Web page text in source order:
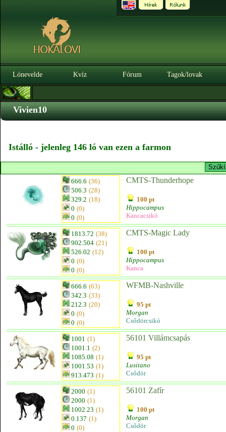
Lónevelde Kvíz Fórum Tagok/lovak
Vivien10
Istálló - jelenleg 146 ló van ezen a farmon
666.6 (36)
506.3 (28)
329.2 (18)
0 (0)
0 (0)
CMTS-Thunderhope
100 pt
Hippocampus
Kancacsikó
1813.72 (38)
902.504 (21)
526.02 (12)
0 (0)
0 (0)
CMTS-Magic Lady
100 pt
Hippocampus
Kanca
666.6 (63)
342.3 (33)
212.3 (20)
0 (0)
0 (0)
WFMB-Nashville
95 pt
Morgan
Csődörcsikó
1001 (1)
1001.1 (2)
1085.08 (1)
1001.53 (1)
913.473 (1)
56101 Villámcsapás
95 pt
Lusitano
Csődör
2000 (1)
2000 (1)
1002.23 (1)
0.137 (1)
0 (0)
56101 Zafír
100 pt
Morgan
Csődör